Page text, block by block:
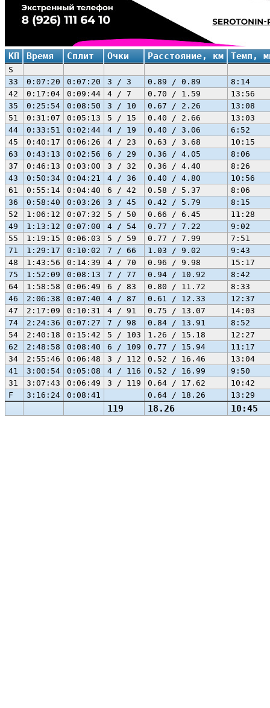
КП Время Сплит Очки Расстояние, км Темп,
119 18.26 10:45
S
33
0:07:20 0:07:20 3 / 3 0.89 / 0.89
8:14
42
0:17:04 0:09:44 4 / 7 0.70 / 1.59
13:56
35
0:25:54 0:08:50 3 / 10 0.67 / 2.26
13:08
51
0:31:07 0:05:13 5 / 15 0.40 / 2.66
13:03
44
0:33:51 0:02:44 4 / 19 0.40 / 3.06
6:52
45
0:40:17 0:06:26 4 / 23 0.63 / 3.68
10:15
63
0:43:13 0:02:56 6 / 29 0.36 / 4.05
8:06
37
0:46:13 0:03:00 3 / 32 0.36 / 4.40
8:26
43
0:50:34 0:04:21 4 / 36 0.40 / 4.80
10:56
61
0:55:14 0:04:40 6 / 42 0.58 / 5.37
8:06
36
0:58:40 0:03:26 3 / 45 0.42 / 5.79
8:15
52
1:06:12 0:07:32 5 / 50 0.66 / 6.45
11:28
49
1:13:12 0:07:00 4 / 54 0.77 / 7.22
9:02
55
1:19:15 0:06:03 5 / 59 0.77 / 7.99
7:51
71
1:29:17 0:10:02 7 / 66 1.03 / 9.02
9:43
48
1:43:56 0:14:39 4 / 70 0.96 / 9.98
15:17
75
1:52:09 0:08:13 7 / 77 0.94 / 10.92
8:42
64
1:58:58 0:06:49 6 / 83 0.80 / 11.72
8:33
46
2:06:38 0:07:40 4 / 87 0.61 / 12.33
12:37
47
2:17:09 0:10:31 4 / 91 0.75 / 13.07
14:03
74
2:24:36 0:07:27 7 / 98 0.84 / 13.91
8:52
54
2:40:18 0:15:42 5 / 103 1.26 / 15.18
12:27
62
2:48:58 0:08:40 6 / 109 0.77 / 15.94
11:17
34
2:55:46 0:06:48 3 / 112 0.52 / 16.46
13:04
41
3:00:54 0:05:08 4 / 116 0.52 / 16.99
9:50
31
3:07:43 0:06:49 3 / 119 0.64 / 17.62
10:42
F
3:16:24 0:08:41 0.64 / 18.26 13:29